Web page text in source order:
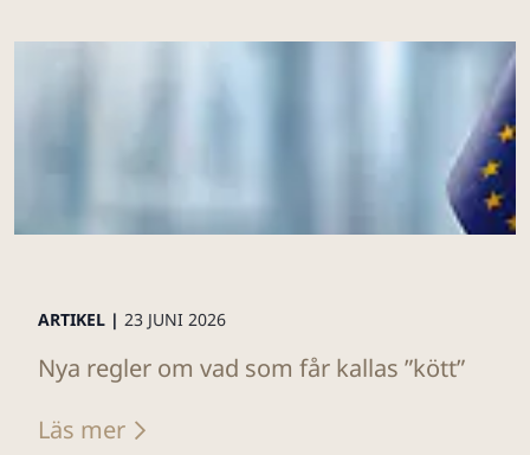
ARTIKEL | 23 JUNI 2026
Nya regler om vad som får kallas ”kött”
Läs mer